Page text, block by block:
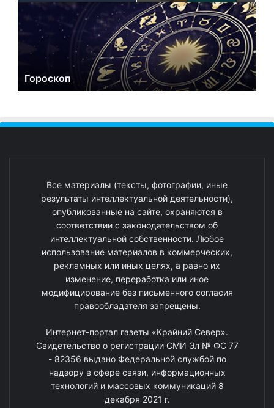
Гороскоп
Все материалы (тексты, фотографии, иные
результаты интеллектуальной деятельности),
опубликованные на сайте, охраняются в
соответствии с законодательством об
интеллектуальной собственности. Любое
использование материалов в коммерческих,
рекламных или иных целях, а равно их
изменение, переработка или иное
модифицирование без письменного согласия
правообладателя запрещены.
Интернет-портал газеты «Крайний Север».
Свидетельство о регистрации СМИ Эл № ФС 77
- 82356 выдано Федеральной службой по
надзору в сфере связи, информационных
технологий и массовых коммуникаций 8
декабря 2021 г.